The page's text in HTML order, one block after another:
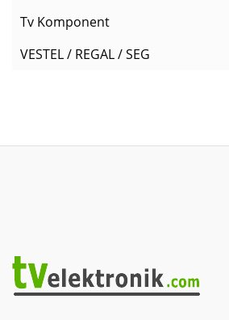
Tv Komponent
VESTEL / REGAL / SEG